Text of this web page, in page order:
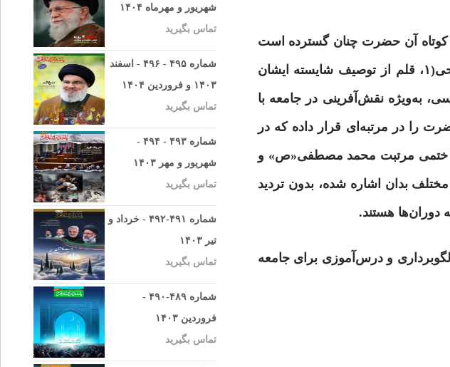
آن حضرت چنان گسترده است
(۱ ، قلم از توصیف شایسته ایشان
بهویژه نقش‌آفرینی در جامعه با
را در مرتبه‌ای قرار داده که در
ختمی مرتبت محمد مصطفی«ص» و
بدان اشاره شده، بدون تردید
دوران‌ها هستند.
و درس‌آموزی برای جامعه
شهریور و مهرماه ۱۴۰۴
تماس بگیرید
شماره ۴۹۵ - ۴۹۶ - اسفند
۱۴۰۳ و فروردین ۱۴۰۴
تماس بگیرید
شماره ۴۹۳ - ۴۹۴ -
شهریور و مهر ۱۴۰۳
تماس بگیرید
شماره ۴۹۱-۴۹۲ - خرداد و
تیر ۱۴۰۳
تماس بگیرید
شماره ۴۸۹-۴۹۰ -
فروردین ۱۴۰۳
تماس بگیرید